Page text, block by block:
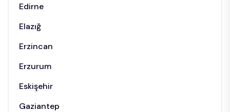
Edirne
Elazığ
Erzincan
Erzurum
Eskişehir
Gaziantep